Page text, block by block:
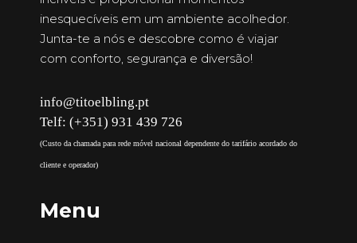
inesquecíveis em um ambiente acolhedor.
Junta-te a nós e descobre como é viajar
com conforto, segurança e diversão!
info@titoelbling.pt
Telf: (+351) 931 439 726
(Custo da chamada para rede móvel nacional dependente do tarifário acordado do
cliente e operador)
Menu